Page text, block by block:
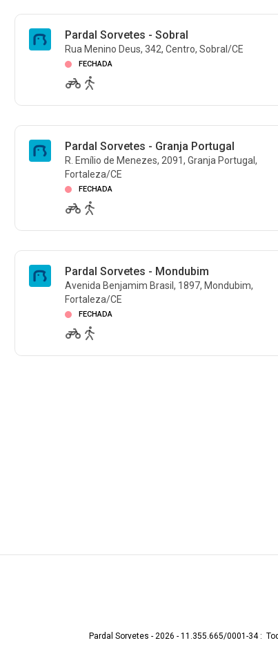
Pardal Sorvetes - Sobral
Rua Menino Deus, 342, Centro, Sobral/CE
FECHADA
Pardal Sorvetes - Granja Portugal
R. Emílio de Menezes, 2091, Granja Portugal,
Fortaleza/CE
FECHADA
Pardal Sorvetes - Mondubim
Avenida Benjamim Brasil, 1897, Mondubim,
Fortaleza/CE
FECHADA
Pardal Sorvetes - 2026 - 11.355.665/0001-34 :